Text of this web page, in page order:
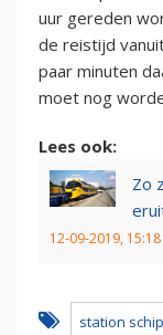
uur gereden
de reistijd
paar minuten
moet nog
Lees ook:
Zo
12-09-2019, 15:18
station